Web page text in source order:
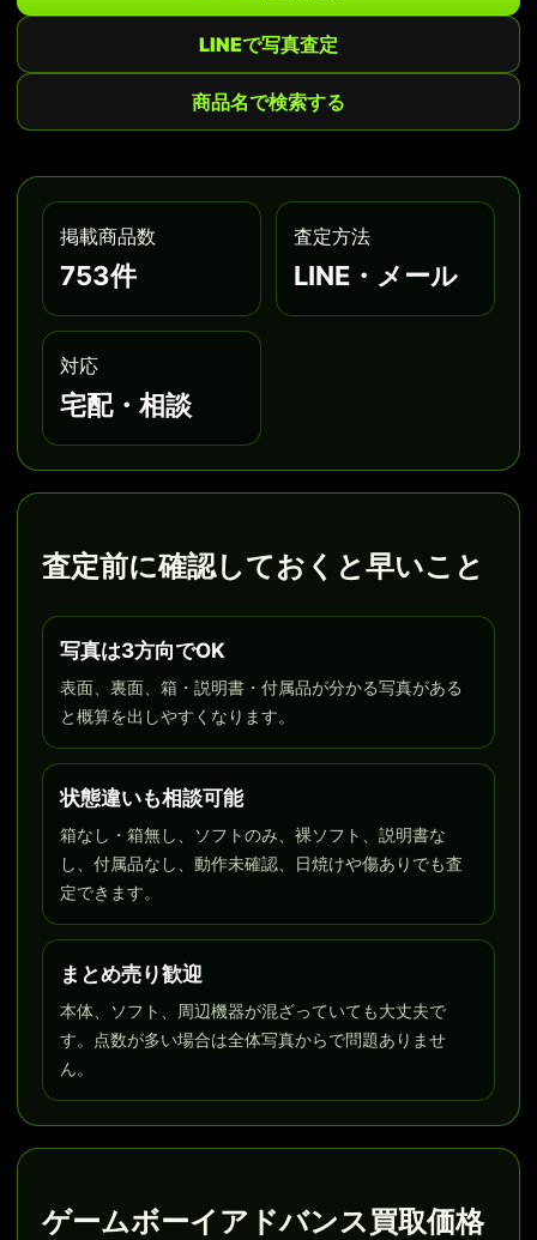
LINEで写真査定
商品名で検索する
掲載商品数
753件
査定方法
LINE・メール
対応
宅配・相談
査定前に確認しておくと早いこと
写真は3方向でOK
表面、裏面、箱・説明書・付属品が分かる写真がある
と概算を出しやすくなります。
状態違いも相談可能
箱なし・箱無し、ソフトのみ、裸ソフト、説明書な
し、付属品なし、動作未確認、日焼けや傷ありでも査
定できます。
まとめ売り歓迎
本体、ソフト、周辺機器が混ざっていても大丈夫で
す。点数が多い場合は全体写真からで問題ありませ
ん。
ゲームボーイアドバンス買取価格